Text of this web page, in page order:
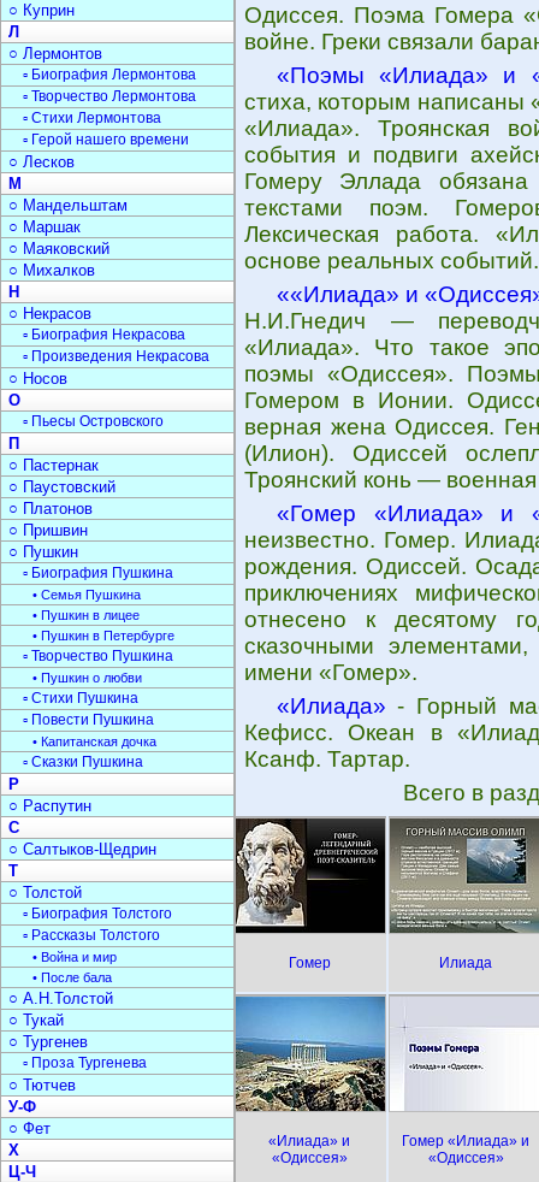
Одиссея. Поэма Гомера
войне. Греки связали
«Поэмы «Илиада» и
стиха, которым
«Илиада». Троянская
события и подвиги
Гомеру Эллада
текстами поэм.
Лексическая работа.
основе реальных
««Илиада» и
Н.И.Гнедич —
«Илиада». Что такое
поэмы «Одиссея».
Гомером в Ионии.
верная жена Одиссея.
(Илион). Одиссей
Троянский конь —
«Гомер «Илиада» и
неизвестно. Гомер.
рождения. Одиссей.
приключениях
отнесено к десятому
сказочными
имени «Гомер».
«Илиада» - Горный
Кефисс. Океан в
Ксанф. Тартар.
Всего в
Гомер Илиада
«Илиада» и
«Одиссея»
Гомер «Илиада» и
«Одиссея»
○ Куприн
Л
○ Лермонтов
▫ Биография Лермонтова
▫ Творчество Лермонтова
▫ Стихи Лермонтова
▫ Герой нашего времени
○ Лесков
М
○ Мандельштам
○ Маршак
○ Маяковский
○ Михалков
Н
○ Некрасов
▫ Биография Некрасова
▫ Произведения Некрасова
○ Носов
О
▫ Пьесы Островского
П
○ Пастернак
○ Паустовский
○ Платонов
○ Пришвин
○ Пушкин
▫ Биография Пушкина
• Семья Пушкина
• Пушкин в лицее
• Пушкин в Петербурге
▫ Творчество Пушкина
• Пушкин о любви
▫ Стихи Пушкина
▫ Повести Пушкина
• Капитанская дочка
▫ Сказки Пушкина
Р
○ Распутин
С
○ Салтыков-Щедрин
Т
○ Толстой
▫ Биография Толстого
▫ Рассказы Толстого
• Война и мир
• После бала
○ А.Н.Толстой
○ Тукай
○ Тургенев
▫ Проза Тургенева
○ Тютчев
У-Ф
○ Фет
Х
Ц-Ч